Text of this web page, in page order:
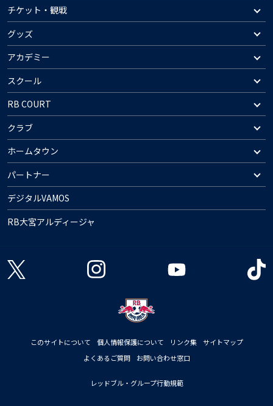
チケット・観戦
グッズ
アカデミー
スクール
RB COURT
クラブ
ホームタウン
パートナー
デジタルVAMOS
RB大宮アルディージャ
このサイトについて 個人情報保護について リンク集
サイトマップ
よくあるご質問
お問い合わせ窓口
レッドブル・グループ行動規範